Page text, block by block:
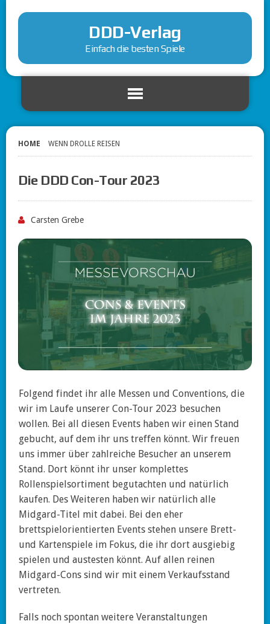
DDD-Verlag
Einfach die besten Spiele
HOME WENN DROLLE REISEN
Die DDD Con-Tour 2023
Carsten Grebe
Folgend findet ihr alle Messen und Conventions, die
wir im Laufe unserer Con-Tour 2023 besuchen
wollen. Bei all diesen Events haben wir einen Stand
gebucht, auf dem ihr uns treffen könnt. Wir freuen
uns immer über zahlreiche Besucher an unserem
Stand. Dort könnt ihr unser komplettes
Rollenspielsortiment begutachten und natürlich
kaufen. Des Weiteren haben wir natürlich alle
Midgard-Titel mit dabei. Bei den eher
brettspielorientierten Events stehen unsere Brett-
und Kartenspiele im Fokus, die ihr dort ausgiebig
spielen und austesten könnt. Auf allen reinen
Midgard-Cons sind wir mit einem Verkaufsstand
vertreten.
Falls noch spontan weitere Veranstaltungen